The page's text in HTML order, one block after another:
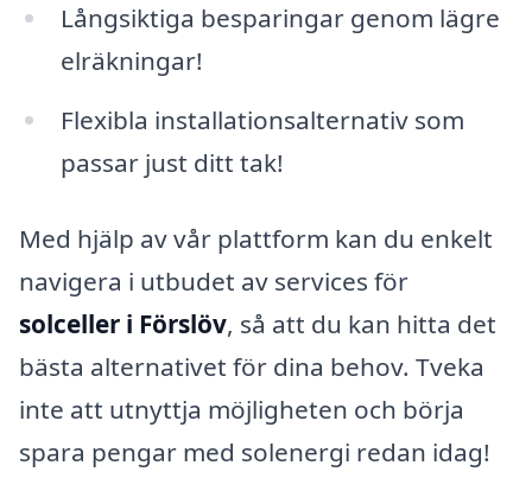
Långsiktiga besparingar genom lägre
elräkningar!
Flexibla installationsalternativ som
passar just ditt tak!
Med hjälp av vår plattform kan du enkelt
navigera i utbudet av services för
solceller i Förslöv, så att du kan hitta det
bästa alternativet för dina behov. Tveka
inte att utnyttja möjligheten och börja
spara pengar med solenergi redan idag!